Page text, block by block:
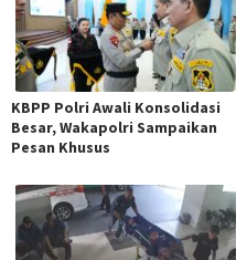
KBPP Polri Awali Konsolidasi
Besar, Wakapolri Sampaikan
Pesan Khusus